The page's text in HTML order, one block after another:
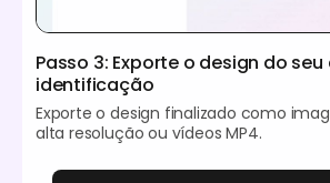
Passo 3: Exporte o design do
identificação
Exporte o design finalizado como
alta resolução ou vídeos MP4.